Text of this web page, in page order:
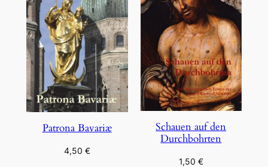
Patrona Bavariæ
4,50 €
Schauen auf den
Durchbohrten
1,50 €